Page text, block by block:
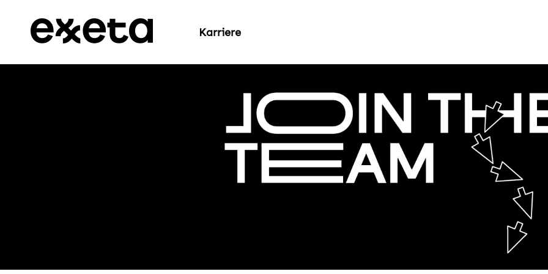
Karriere